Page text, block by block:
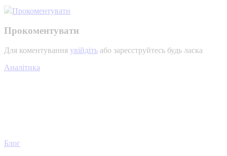
Прокоментувати
Прокоментувати
Для коментування увійдіть або зареєструйтесь будь ласка
Аналітика
Блог